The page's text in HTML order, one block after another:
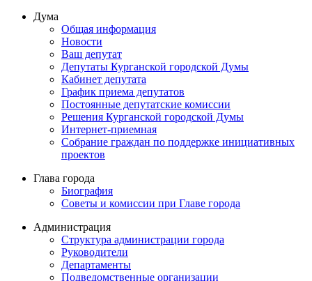
Дума
Общая информация
Новости
Ваш депутат
Депутаты Курганской городской Думы
Кабинет депутата
График приема депутатов
Постоянные депутатские комиссии
Решения Курганской городской Думы
Интернет-приемная
Собрание граждан по поддержке инициативных
проектов
Глава города
Биография
Советы и комиссии при Главе города
Администрация
Структура администрации города
Руководители
Департаменты
Подведомственные организации